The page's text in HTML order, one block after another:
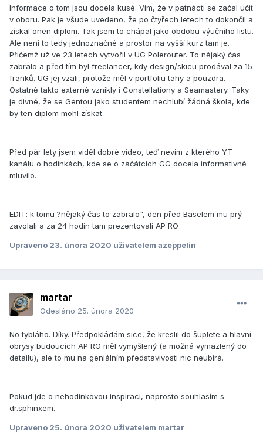
Informace o tom jsou docela kusé. Vím, že v patnácti se začal učit
v oboru. Pak je všude uvedeno, že po čtyřech letech to dokončil a
získal onen diplom. Tak jsem to chápal jako obdobu výučního listu.
Ale není to tedy jednoznačné a prostor na vyšší kurz tam je.
Přičemž už ve 23 letech vytvořil v UG Polerouter. To nějaký čas
zabralo a před tím byl freelancer, kdy design/skicu prodával za 15
franků. UG jej vzali, protože měl v portfoliu tahy a pouzdra.
Ostatně takto externě vznikly i Constellationy a Seamastery. Taky
je divné, že se Gentou jako studentem nechlubí žádná škola, kde
by ten diplom mohl získat.
Před pár lety jsem viděl dobré video, teď nevím z kterého YT
kanálu o hodinkách, kde se o začátcích GG docela informativně
mluvilo.
EDIT: k tomu ?nějaký čas to zabralo", den před Baselem mu prý
zavolali a za 24 hodin tam prezentovali AP RO
Upraveno 23. února 2020 uživatelem azeppelin
martar
Odesláno 25. února 2020
No tybláho. Díky. Předpokládám sice, že kreslil do šuplete a hlavní
obrysy budoucích AP RO měl vymyšlený (a možná vymazlený do
detailu), ale to mu na geniálním představivosti nic neubírá.
Pokud jde o nehodinkovou inspiraci, naprosto souhlasím s
dr.sphinxem.
Upraveno 25. února 2020 uživatelem martar